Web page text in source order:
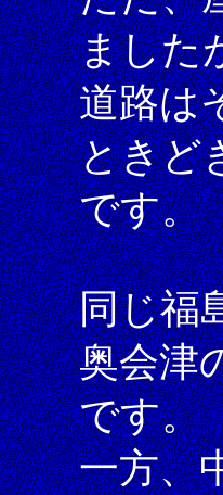
ました
道路は
ときど
です。
同じ福
奥会津
です。
一方、